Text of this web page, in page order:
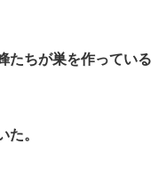
たちが巣を作っている
。